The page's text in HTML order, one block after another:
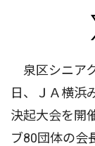
泉区シニア
日、ＪＡ横浜
決起大会を開
ブ80団体の会